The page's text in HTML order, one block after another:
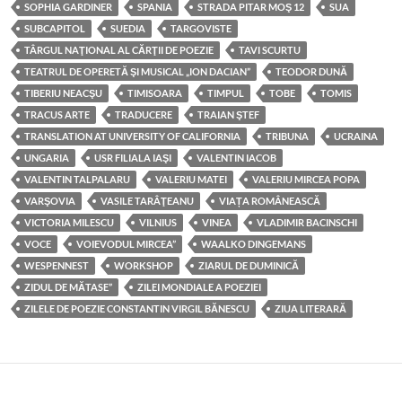
SOPHIA GARDINER
SPANIA STRADA PITAR MOŞ 12
SUA
SUBCAPITOL
SUEDIA
TARGOVISTE
TÂRGUL NAŢIONAL AL CĂRŢII DE POEZIE
TAVI SCURTU
TEATRUL DE OPERETĂ ŞI MUSICAL „ION DACIAN”
TEODOR DUNĂ
TIBERIU NEACŞU
TIMISOARA TIMPUL TOBE
TOMIS
TRACUS ARTE
TRADUCERE
TRAIAN ŞTEF
TRANSLATION AT UNIVERSITY OF CALIFORNIA
TRIBUNA
UCRAINA
UNGARIA
USR FILIALA IAŞI
VALENTIN IACOB
VALENTIN TALPALARU
VALERIU MATEI
VALERIU MIRCEA POPA
VARŞOVIA
VASILE TARÂŢEANU
VIAȚA ROMÂNEASCĂ
VICTORIA MILESCU
VILNIUS VINEA
VLADIMIR BACINSCHI
VOCE
VOIEVODUL MIRCEA”
WAALKO DINGEMANS
WESPENNEST
WORKSHOP
ZIARUL DE DUMINICĂ
ZIDUL DE MĂTASE”
ZILEI MONDIALE A POEZIEI
ZILELE DE POEZIE CONSTANTIN VIRGIL BĂNESCU
ZIUA LITERARĂ